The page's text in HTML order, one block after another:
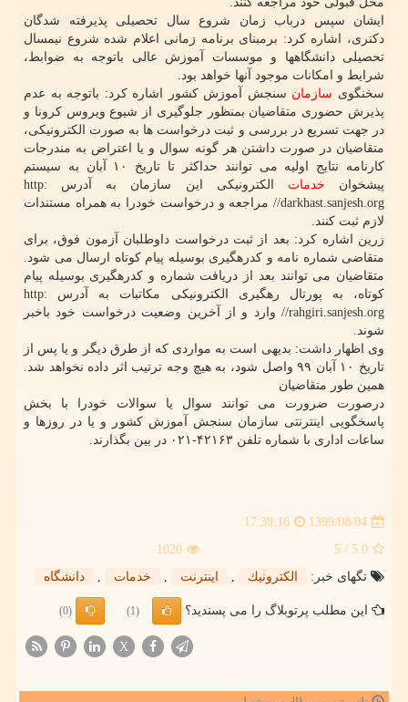
ایشان سپس درباب زمان شروع سال تحصیلی پذیرفته شدگان
دکتری، اشاره کرد: برمبنای برنامه زمانی اعلام شده شروع نیمسال
تحصیلی دانشگاهها و موسسات آموزش عالی باتوجه به ضوابط،
شرایط و امکانات موجود آنها خواهد بود.
سخنگوی سازمان سنجش آموزش کشور اشاره کرد: باتوجه به عدم
پذیرش حضوری متقاضیان بمنظور جلوگیری از شیوع ویروس کرونا و
در جهت تسریع در بررسی و ثبت درخواست ها به صورت الکترونیکی،
متقاضیان در صورت داشتن هر گونه سوال و یا اعتراض به مندرجات
کارنامه نتایج اولیه می توانند حداکثر تا تاریخ ۱۰ آبان به سیستم
پیشخوان خدمات
الکترونیکی این سازمان به آدرس http:
//darkhast.sanjesh.org مراجعه و درخواست خودرا به همراه مستندات
لازم ثبت کنند.
زرین اشاره کرد: بعد از ثبت درخواست داوطلبان آزمون فوق، برای
متقاضی شماره نامه و کدرهگیری بوسیله پیام کوتاه ارسال می شود.
متقاضیان می توانند بعد از دریافت شماره و کدرهگیری بوسیله پیام
کوتاه، به پورتال رهگیری الکترونیکی مکاتبات به آدرس http:
//rahgiri.sanjesh.org وارد و از آخرین وضعیت درخواست خود باخبر
شوند.
وی اظهار داشت: بدیهی است به مواردی که از طرق دیگر و یا پس از
تاریخ ۱۰ آبان ۹۹ واصل شود، به هیچ وجه ترتیب اثر داده نخواهد شد.
همین طور متقاضیان
درصورت ضرورت می توانند سوال یا سوالات خودرا با بخش
پاسخگویی اینترنتی سازمان سنجش آموزش کشور و یا در روزها و
ساعات اداری با شماره تلفن ۴۲۱۶۳-۰۲۱ در بین بگذارند.
1399/08/04
17:39:16
5.0
/ 5
1020
تگهای خبر:
الكترونیك , اینترنت , خدمات , دانشگاه
این مطلب پرتوبلاگ را می پسندید؟ (1)
(0)
X